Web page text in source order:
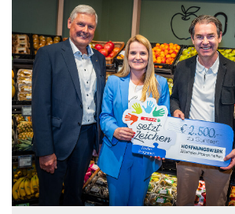
Burgenland
Steiermark
Kärnten
Unternehmen
Nachhaltigkeit
ANMELDEN